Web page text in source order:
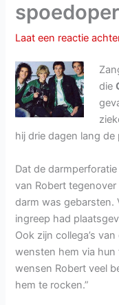
Laat een reactie
die
hij drie dagen lang de
Dat de
van Robert
darm was gebarsten.
ingreep had
Ook zijn collega’s
wensten hem via hun
wensen Robert veel
hem te rocken.”